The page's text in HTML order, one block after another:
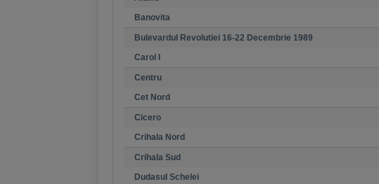
Banovita
Bulevardul Revolutiei 16-22 Decembrie 1989
Carol I
Centru
Cet Nord
Cicero
Crihala Nord
Crihala Sud
Dudasul Schelei